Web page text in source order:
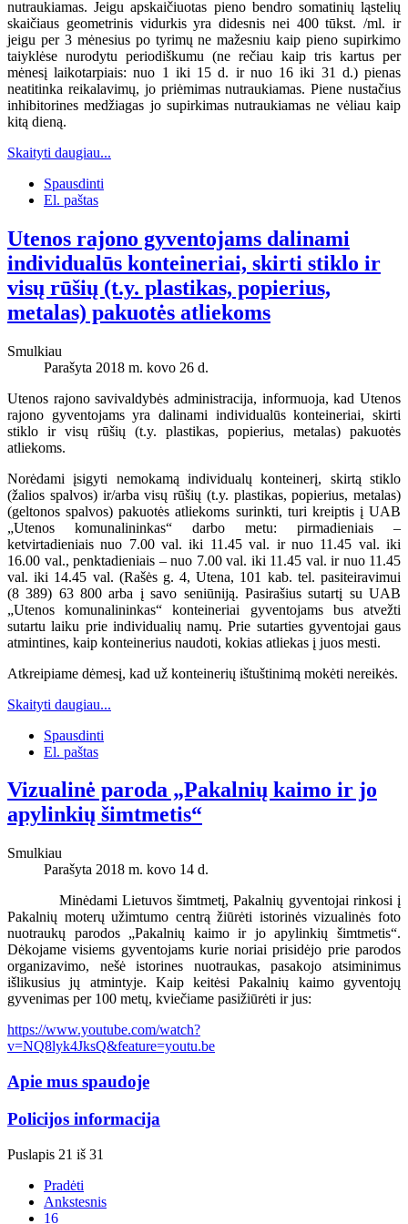
nutraukiamas. Jeigu apskaičiuotas pieno bendro somatinių ląstelių
skaičiaus geometrinis vidurkis yra didesnis nei 400 tūkst. /ml. ir
jeigu per 3 mėnesius po tyrimų ne mažesniu kaip pieno supirkimo
taiyklėse nurodytu periodiškumu (ne rečiau kaip tris kartus per
mėnesį laikotarpiais: nuo 1 iki 15 d. ir nuo 16 iki 31 d.) pienas
neatitinka reikalavimų, jo priėmimas nutraukiamas. Piene nustačius
inhibitorines medžiagas jo supirkimas nutraukiamas ne vėliau kaip
kitą dieną.
Skaityti daugiau...
Spausdinti
El. paštas
Utenos rajono gyventojams dalinami
individualūs konteineriai, skirti stiklo ir
visų rūšių (t.y. plastikas, popierius,
metalas) pakuotės atliekoms
Smulkiau
Parašyta 2018 m. kovo 26 d.
Utenos rajono savivaldybės administracija, informuoja, kad Utenos
rajono gyventojams yra dalinami individualūs konteineriai, skirti
stiklo ir visų rūšių (t.y. plastikas, popierius, metalas) pakuotės
atliekoms.
Norėdami įsigyti nemokamą individualų konteinerį, skirtą stiklo
(žalios spalvos) ir/arba visų rūšių (t.y. plastikas, popierius, metalas)
(geltonos spalvos) pakuotės atliekoms surinkti, turi kreiptis į UAB
„Utenos komunalininkas“ darbo metu: pirmadieniais –
ketvirtadieniais nuo 7.00 val. iki 11.45 val. ir nuo 11.45 val. iki
16.00 val., penktadieniais – nuo 7.00 val. iki 11.45 val. ir nuo 11.45
val. iki 14.45 val. (Rašės g. 4, Utena, 101 kab. tel. pasiteiravimui
(8 389) 63 800 arba į savo seniūniją. Pasirašius sutartį su UAB
„Utenos komunalininkas“ konteineriai gyventojams bus atvežti
sutartu laiku prie individualių namų. Prie sutarties gyventojai gaus
atmintines, kaip konteinerius naudoti, kokias atliekas į juos mesti.
Atkreipiame dėmesį, kad už konteinerių ištuštinimą mokėti nereikės.
Skaityti daugiau...
Spausdinti
El. paštas
Vizualinė paroda „Pakalnių kaimo ir jo
apylinkių šimtmetis“
Smulkiau
Parašyta 2018 m. kovo 14 d.
Minėdami Lietuvos šimtmetį, Pakalnių gyventojai rinkosi į
Pakalnių moterų užimtumo centrą žiūrėti istorinės vizualinės foto
nuotraukų parodos „Pakalnių kaimo ir jo apylinkių šimtmetis“.
Dėkojame visiems gyventojams kurie noriai prisidėjo prie parodos
organizavimo, nešė istorines nuotraukas, pasakojo atsiminimus
išlikusius jų atmintyje. Kaip keitėsi Pakalnių kaimo gyventojų
gyvenimas per 100 metų, kviečiame pasižiūrėti ir jus:
https://www.youtube.com/watch?
v=NQ8lyk4JksQ&feature=youtu.be
Apie mus spaudoje
Policijos informacija
Puslapis 21 iš 31
Pradėti
Ankstesnis
16